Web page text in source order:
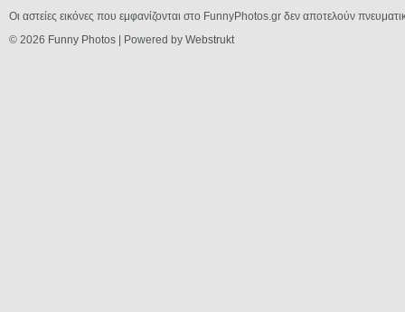
Οι αστείες εικόνες που εμφανίζονται στο FunnyPhotos.gr δεν αποτελούν
© 2026 Funny Photos | Powered by Webstrukt